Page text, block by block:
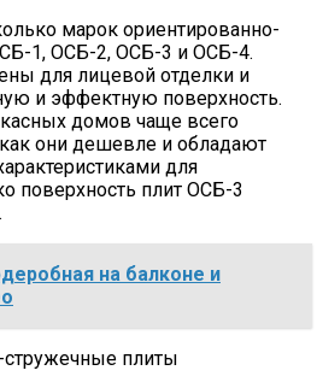
марок ориентированно-
1, ОСБ-2, ОСБ-3 и ОСБ-4.
для лицевой отделки и
и эффектную поверхность.
домов чаще всего
они дешевле и обладают
для
поверхность плит ОСБ-3
на балконе и
стружечные плиты